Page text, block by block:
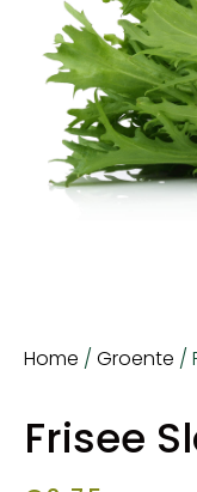
Home / Groente /
Frisee